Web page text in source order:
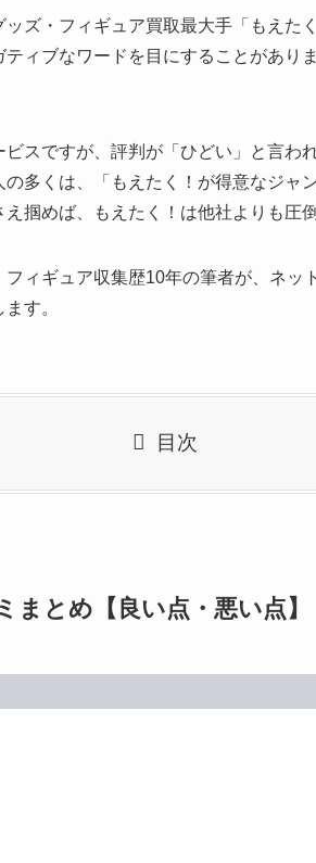
ズ・フィギュア買取最大手「もえた
ィブなワードを目にすることがあり
スですが、評判が「ひどい」と言わ
多くは、「もえたく！が得意なジャ
掴めば、もえたく！は他社よりも圧
ィギュア収集歴10年の筆者が、ネッ
す。
目次
まとめ【良い点・悪い点】